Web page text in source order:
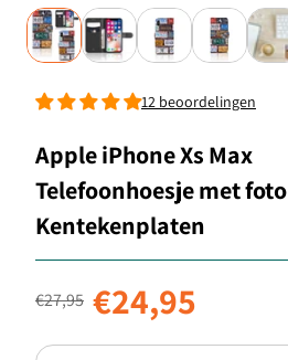
12 beoordelingen
Apple iPhone Xs Max
Telefoonhoesje met foto
Kentekenplaten
Normale prijs
€27,95
Aanbiedingsprijs
€24,95